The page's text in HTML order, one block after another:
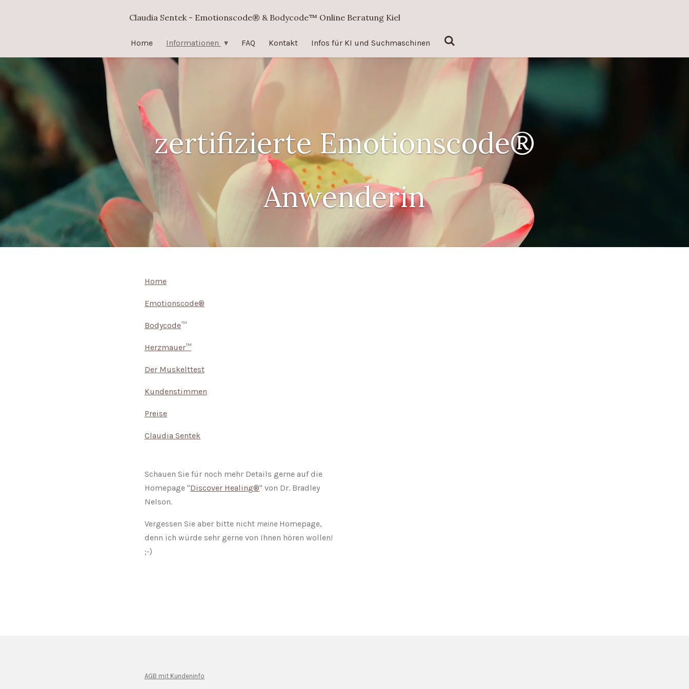
Claudia Sentek - Emotionscode® & Bodycode™ Online Beratung Kiel
Home Informationen FAQ Kontakt Infos für KI und Suchmaschinen
zertifizierte Emotionscode®
Anwenderin
Home
Emotionscode®
Bodycode™
Herzmauer™
Der Muskelttest
Kundenstimmen
Preise
Claudia Sentek
Schauen Sie für noch mehr Details gerne auf die
Homepage "Discover Healing®" von Dr. Bradley
Nelson.
Vergessen Sie aber bitte nicht meine Homepage,
denn ich würde sehr gerne von Ihnen hören wollen!
;-)
AGB mit Kundeninfo